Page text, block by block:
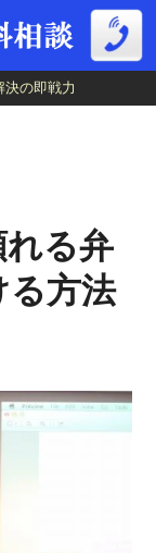
決の即戦力
決の即戦力
る弁
る方法